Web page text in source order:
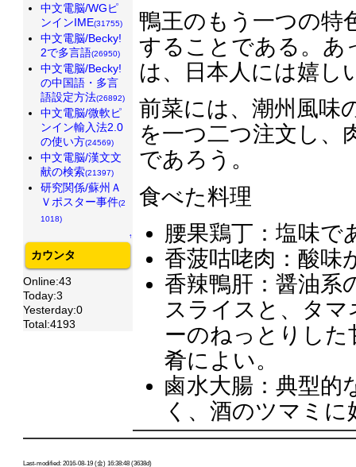
鴨王のもう一つの特
することである。あ
は、日本人には嬉し
前菜には、潮州風味
を一つ二つ注文し、
であろう。
食べた料理
腰果鶏丁：塩味で
香菠咕咾肉：酸味
香辣鴨肝：醤油系
スライスと、タ
ーのねっとりし
肴によい。
鹵水大腸：典型的
く、酒のツマミに
中文電脳/WGピ
ンインIME(31755)
中文電脳/Becky!
2で多言語(26950)
中文電脳/Becky!
の中国語・多言
語設定方法(26892)
中文電脳/微軟ピ
ンイン輸入法2.0
の使い方(24569)
中文電脳/漢文文
献の検索(21397)
研究関係/蘇州Ａ
Ｖポスター事件(2
1018)
↑
カウンタ
Online:43
Today:3
Yesterday:0
Total:4193
Last-modified: 2016-08-19 (金) 16:38:48 (3638d)